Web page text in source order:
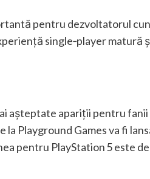
pentru dezvoltatorul
single‑player matură
așteptate apariții pentru
Playground Games va fi
pentru PlayStation 5 este